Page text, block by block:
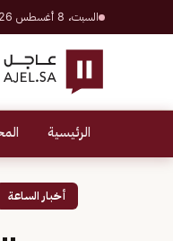
السبت، 8 أغسطس 2026 · 25 صفر 1448 هـ
الرئيسية
أخبار الساعة